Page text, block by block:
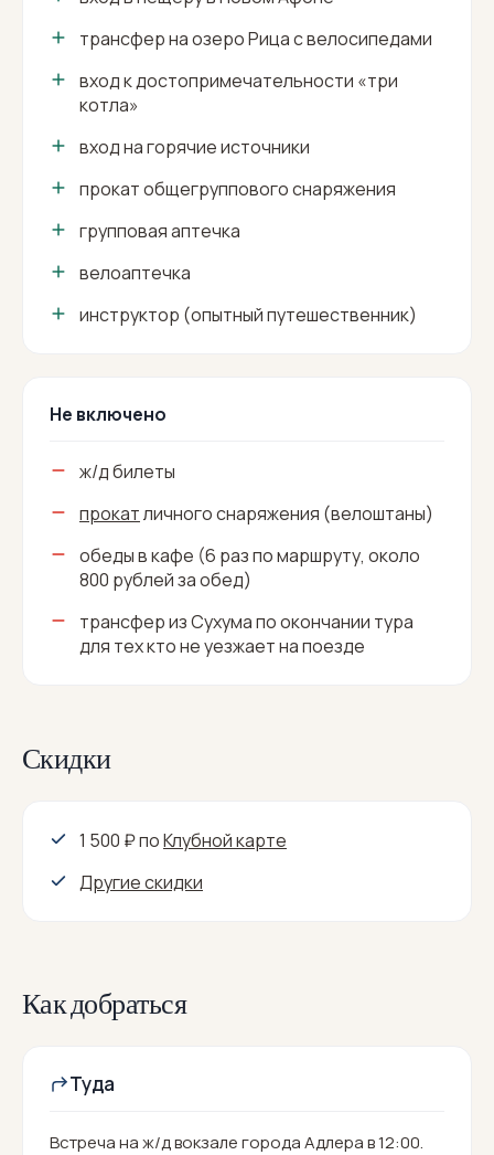
трансфер на озеро Рица с велосипедами
вход к достопримечательности «три
котла»
вход на горячие источники
прокат общегруппового снаряжения
групповая аптечка
велоаптечка
инструктор (опытный путешественник)
Не включено
ж/д билеты
прокатличного снаряжения (велоштаны)
обеды в кафе (6 раз по маршруту, около
800 рублей за обед)
трансфер из Сухума по окончании тура
для тех кто не уезжает на поезде
Скидки
1 500 ₽поКлубной карте
Другие скидки
Как добраться
Туда
Встреча на ж/д вокзале города Адлера в 12:00.